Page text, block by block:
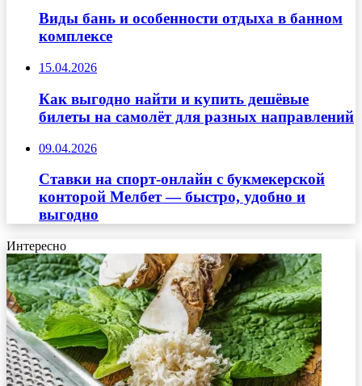
Виды бань и особенности отдыха в банном
комплексе
15.04.2026
Как выгодно найти и купить дешёвые
билеты на самолёт для разных направлений
09.04.2026
Ставки на спорт-онлайн с букмекерской
конторой Мелбет — быстро, удобно и
выгодно
Интересно